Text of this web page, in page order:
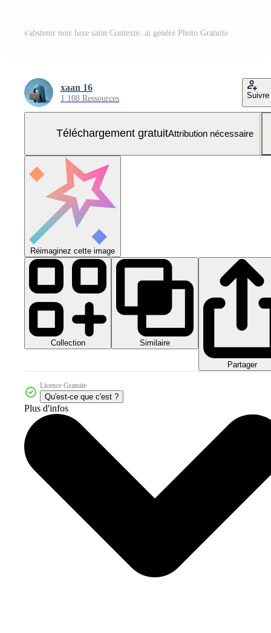
s'abstenir noir luxe satin Contexte. ai généré Photo Gratuite
xaan 16
1 108 Ressources Suivre
Téléchargement gratuitAttribution nécessaire
Réimaginez cette image
Collection Similaire
Partager
Licence Gratuite
Qu'est-ce que c'est ?
Plus d'infos